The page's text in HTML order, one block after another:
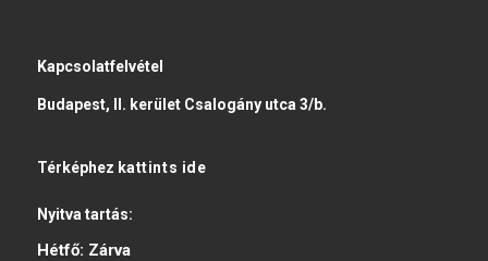
Kapcsolatfelvétel
Budapest, II. kerület Csalogány utca 3/b.
Térképhez kattints ide
Nyitva tartás:
Hétfő: Zárva